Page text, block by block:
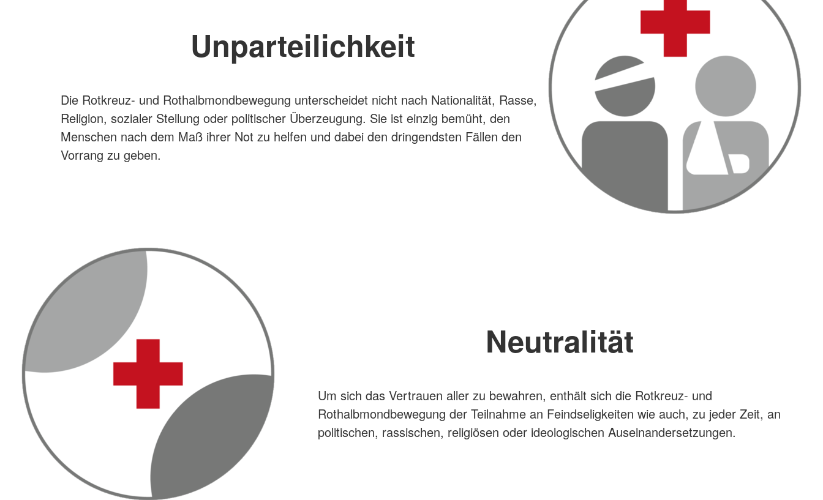
Unparteilichkeit
Die Rotkreuz- und Rothalbmondbewegung unterscheidet nicht nach Nationalität, Rasse,
Religion, sozialer Stellung oder politischer Überzeugung. Sie ist einzig bemüht, den
Menschen nach dem Maß ihrer Not zu helfen und dabei den dringendsten Fällen den
Vorrang zu geben.
Neutralität
Um sich das Vertrauen aller zu bewahren, enthält sich die Rotkreuz- und
Rothalbmondbewegung der Teilnahme an Feindseligkeiten wie auch, zu jeder Zeit, an
politischen, rassischen, religiösen oder ideologischen Auseinandersetzungen.